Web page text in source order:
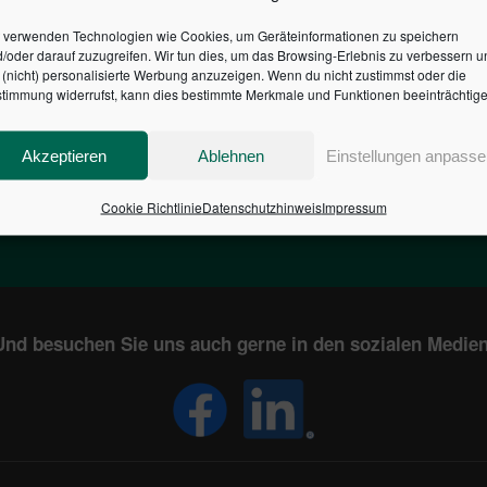
verwenden Technologien wie Cookies, um Geräteinformationen zu speichern
oder darauf zuzugreifen. Wir tun dies, um das Browsing-Erlebnis zu verbessern
personalisierte Werbung anzuzeigen. Wenn du nicht zustimmst oder die
widerrufst, kann dies bestimmte Merkmale und Funktionen
Akzeptieren Ablehnen Einstellungen
Cookie RichtlinieDatenschutzhinweisImpressum
DES BUNDES DER
€
STAATSVERSCHULDUNG
IN DEUTSCHLAND
besuchen Sie uns auch gerne in den sozialen